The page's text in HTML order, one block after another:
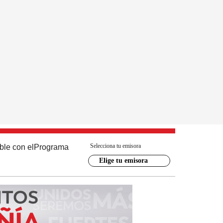
con el Programa Selecciona tu emisora
Elige tu emisora